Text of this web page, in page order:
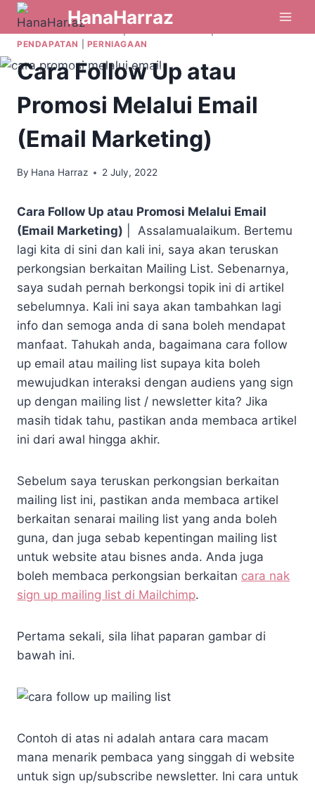
HanaHarraz
AFFILIATE & DROPSHIP
PENDAPATAN
PERNIAGAAN
Cara Follow Up atau
Promosi Melalui Email
(Email Marketing)
By Hana Harraz 2 July, 2022
Cara Follow Up atau Promosi Melalui Email
(Email Marketing) | Assalamualaikum. Bertemu
lagi kita di sini dan kali ini, saya akan teruskan
perkongsian berkaitan Mailing List. Sebenarnya,
saya sudah pernah berkongsi topik ini di artikel
sebelumnya. Kali ini saya akan tambahkan lagi
info dan semoga anda di sana boleh mendapat
manfaat. Tahukah anda, bagaimana cara follow
up email atau mailing list supaya kita boleh
mewujudkan interaksi dengan audiens yang sign
up dengan mailing list / newsletter kita? Jika
masih tidak tahu, pastikan anda membaca artikel
ini dari awal hingga akhir.
Sebelum saya teruskan perkongsian berkaitan
mailing list ini, pastikan anda membaca artikel
berkaitan senarai mailing list yang anda boleh
guna, dan juga sebab kepentingan mailing list
untuk website atau bisnes anda. Anda juga
boleh membaca perkongsian berkaitan cara nak
sign up mailing list di Mailchimp.
Pertama sekali, sila lihat paparan gambar di
bawah ini.
Contoh di atas ni adalah antara cara macam
mana menarik pembaca yang singgah di website
untuk sign up/subscribe newsletter. Ini cara untuk